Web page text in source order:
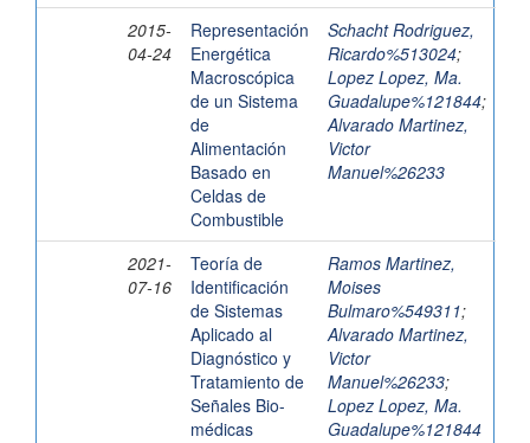
2015-
04-24
Representación
Energética
Macroscópica
de un Sistema
de
Alimentación
Basado en
Celdas de
Combustible
Schacht Rodriguez,
Ricardo%513024;
Lopez Lopez, Ma.
Guadalupe%121844;
Alvarado Martinez,
Victor
Manuel%26233
2021-
07-16
Teoría de
Identificación
de Sistemas
Aplicado al
Diagnóstico y
Tratamiento de
Señales Bio-
médicas
Ramos Martinez,
Moises
Bulmaro%549311;
Alvarado Martinez,
Victor
Manuel%26233;
Lopez Lopez, Ma.
Guadalupe%121844